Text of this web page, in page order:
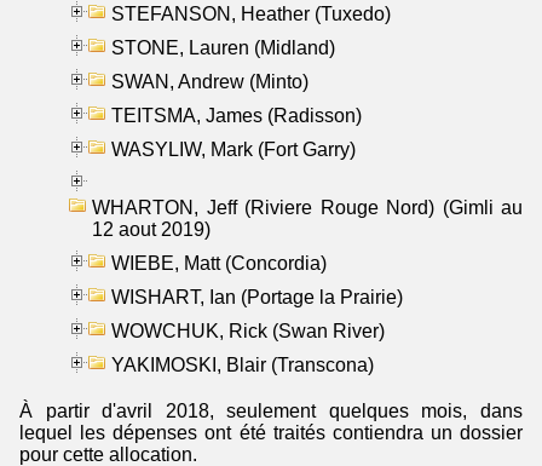
STEFANSON, Heather (Tuxedo)
STONE, Lauren (Midland)
SWAN, Andrew (Minto)
TEITSMA, James (Radisson)
WASYLIW, Mark (Fort Garry)
WHARTON, Jeff (Riviere Rouge Nord) (Gimli au
12 aout 2019)
WIEBE, Matt (Concordia)
WISHART, Ian (Portage la Prairie)
WOWCHUK, Rick (Swan River)
YAKIMOSKI, Blair (Transcona)
À partir d'avril 2018, seulement quelques mois, dans
lequel les dépenses ont été traités contiendra un dossier
pour cette allocation.